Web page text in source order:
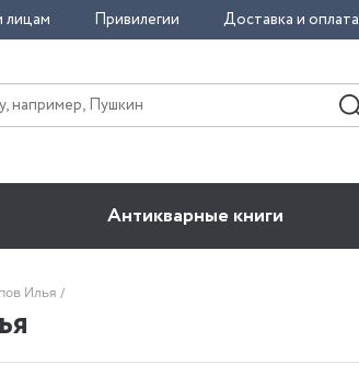
Привилегии Доставка и оплата
Антикварные книги
Илья